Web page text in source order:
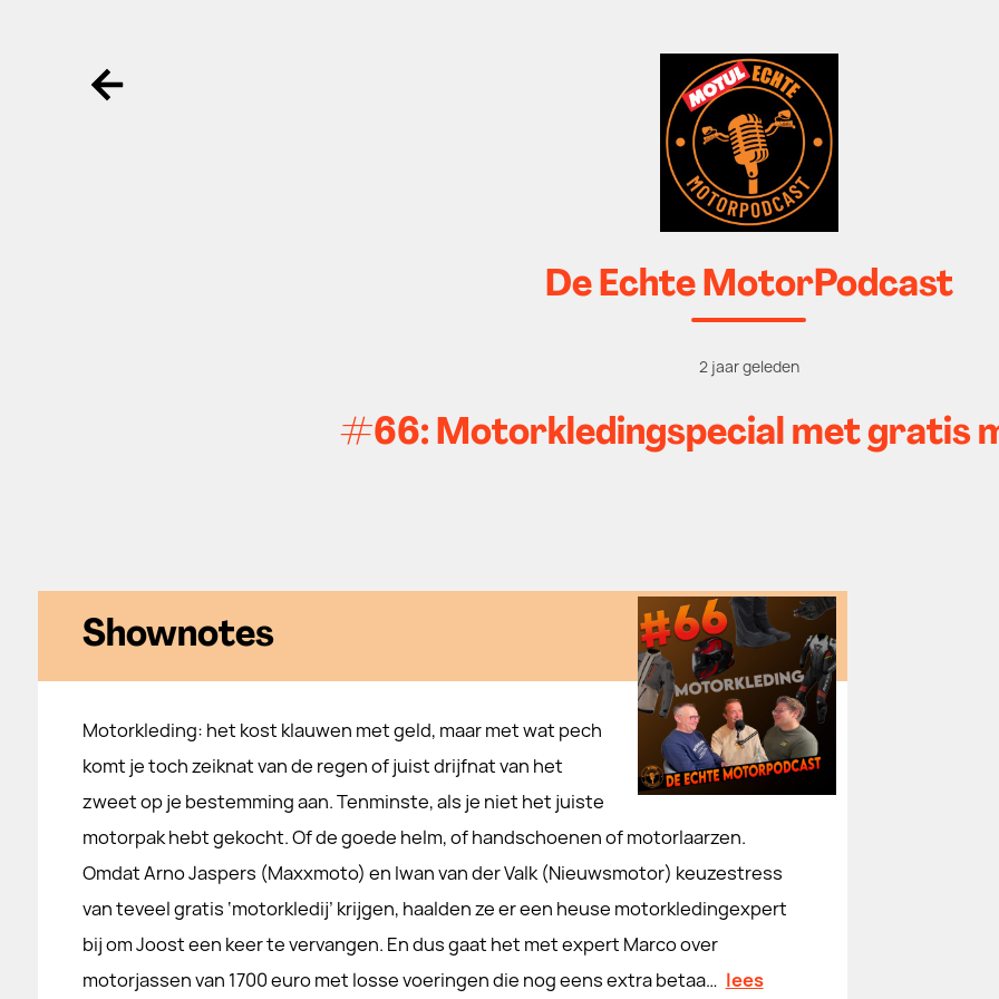
Ga terug
De Echte MotorPodcast
2 jaar geleden
#66: Motorkledingspecial met gratis
Shownotes
Motorkleding: het kost klauwen met geld, maar met wat pech
komt je toch zeiknat van de regen of juist drijfnat van het
zweet op je bestemming aan. Tenminste, als je niet het juiste
motorpak hebt gekocht. Of de goede helm, of handschoenen of motorlaarzen.
Omdat Arno Jaspers (Maxxmoto) en Iwan van der Valk (Nieuwsmotor) keuzestress
van teveel gratis ‘motorkledij’ krijgen, haalden ze er een heuse motorkledingexpert
bij om Joost een keer te vervangen. En dus gaat het met expert Marco over
motorjassen van 1700 euro met losse voeringen die nog eens extra betaa… lees